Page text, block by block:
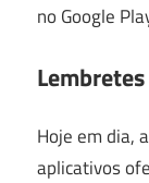
no Google
Hoje em dia,
aplicativos